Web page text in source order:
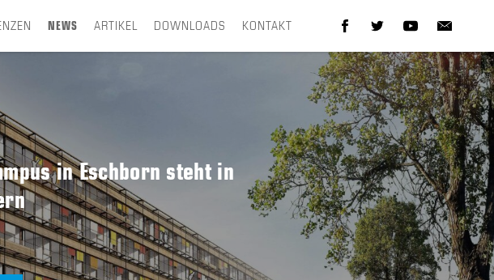
NEWS ARTIKEL DOWNLOADS KONTAKT
in Eschborn steht in